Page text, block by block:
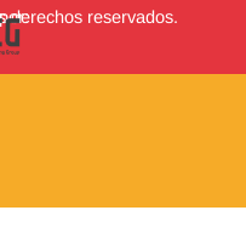
o
derechos reservados.